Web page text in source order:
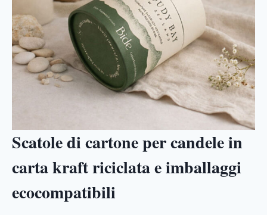
Scatole di cartone per candele in
carta kraft riciclata e imballaggi
ecocompatibili